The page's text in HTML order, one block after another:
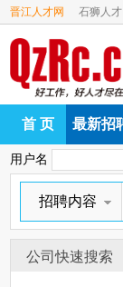
晋江人才网 石狮人才
首 页 最新招
用户名
招聘内容
公司快速搜索